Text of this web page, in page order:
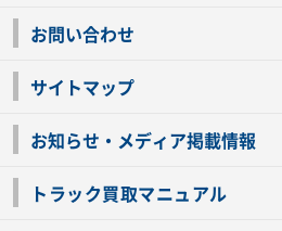
お問い合わせ
サイトマップ
お知らせ・メディア掲載情報
トラック買取マニュアル